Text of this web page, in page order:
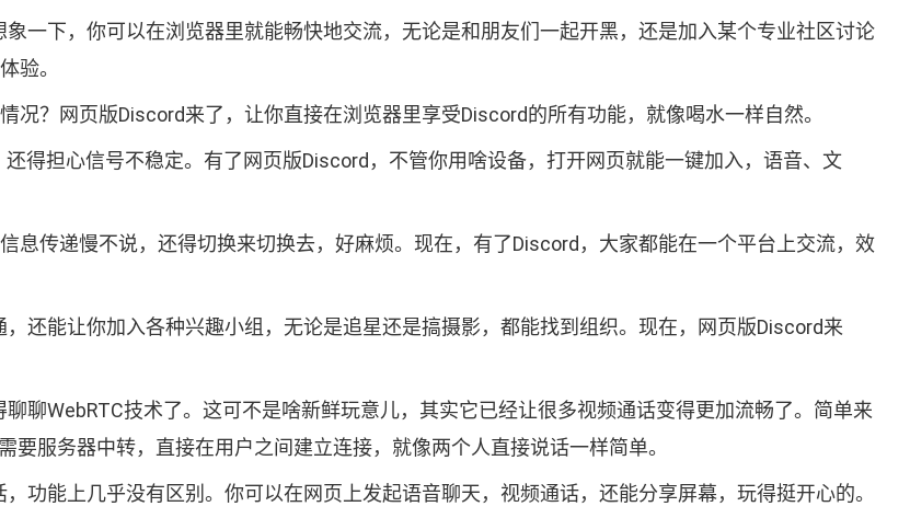
一下，你可以在浏览器里就能畅快地交流，无论是和朋友们一起开黑，还是加入某个专业社区讨论
验。
？网页版Discord来了，让你直接在浏览器里享受Discord的所有功能，就像喝水一样自然。
得担心信号不稳定。有了网页版Discord，不管你用啥设备，打开网页就能一键加入，语音、文
息传递慢不说，还得切换来切换去，好麻烦。现在，有了Discord，大家都能在一个平台上交流，效
还能让你加入各种兴趣小组，无论是追星还是搞摄影，都能找到组织。现在，网页版Discord来
聊WebRTC技术了。这可不是啥新鲜玩意儿，其实它已经让很多视频通话变得更加流畅了。简单来
服务器中转，直接在用户之间建立连接，就像两个人直接说话一样简单。
功能上几乎没有区别。你可以在网页上发起语音聊天，视频通话，还能分享屏幕，玩得挺开心的。